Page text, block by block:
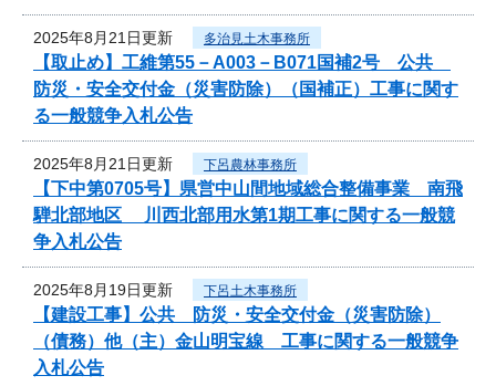
2025年8月21日更新 多治見土木事務所
【取止め】工維第55－A003－B071国補2号 公共
防災・安全交付金（災害防除）（国補正）工事に関す
る一般競争入札公告
2025年8月21日更新 下呂農林事務所
【下中第0705号】県営中山間地域総合整備事業 南飛
騨北部地区 川西北部用水第1期工事に関する一般競
争入札公告
2025年8月19日更新 下呂土木事務所
【建設工事】公共 防災・安全交付金（災害防除）
（債務）他（主）金山明宝線 工事に関する一般競争
入札公告